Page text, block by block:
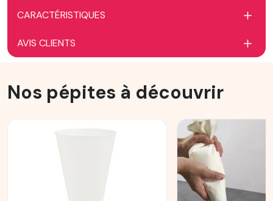
CARACTÉRISTIQUES
AVIS CLIENTS
Nos pépites à découvrir